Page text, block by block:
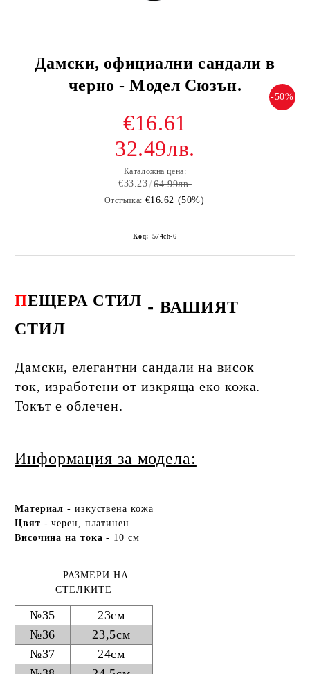
Дамски, официални сандали в
черно - Модел Сюзън.
-50%
€16.61
32.49лв.
Каталожна цена:
€33.23 64.99лв.
Отстъпка: €16.62 (50%)
Код: 574ch-6
ПЕЩЕРА СТИЛ - ВАШИЯТ
СТИЛ
Дамски, елегантни сандали на висок
ток, изработени от изкряща еко кожа.
Токът е облечен.
Информация за модела:
Материал- изкуствена кожа
Цвят - черен, платинен
Височина на тока - 10 см
РАЗМЕРИ НА
СТЕЛКИТЕ
№35
23см
№36
23,5см
№37
24см